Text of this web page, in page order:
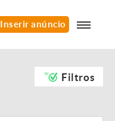
Inserir anúncio
Filtros